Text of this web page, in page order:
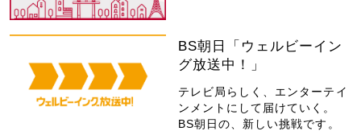
BS朝日「ウェルビーイン
グ放送中！」
テレビ局らしく、エンターテイ
ンメントにして届けていく。
BS朝日の、新しい挑戦です。